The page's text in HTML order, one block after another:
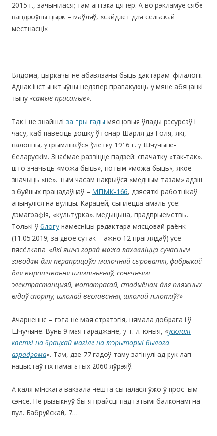
2015 г., зачынілася; там аптэка цяпер. А во рэкламуе сябе
вандроўны цырк – маўляў, «сайдзёт для сельскай
местнасці»:
Вядома, цыркачы не абавязаны быць дактарамі філалогіі.
Аднак інстынктыўны недавер правакуюць у мяне абяцанкі
тыпу «самые присамые».
Так і не знайшлі за тры гады мясцовыя ўлады рэсурсаў і
часу, каб павесіць дошку ў гонар Шарля дэ Голя, які,
палонны, утрымліваўся ўлетку 1916 г. у Шчучыне-
беларускім. Знаёмае развіццё падзей: спачатку «так-так»,
што значыць «можа быць», потым «можа быць», якое
значыць «не». Тым часам накрыўся «медным тазам» адзін
з буйных працадаўцаў – МПМК-166, дзясяткі работнікаў
апынуліся на вуліцы. Карацей, сыплецца амаль усё:
дэмаграфія, «культурка», медыцына, прадпрыемствы.
Толькі ў блогу намесніцы рэдактара мясцовай раёнкі
(11.05.2019; за двое сутак – ажно 12 праглядаў) усё
вясёлкава: «Які яшчэ горад можа пахваліцца сучасным
заводам для перапрацоўкі малочнай сыроваткі, фабрыкай
для вырошчвання шампіньёнаў, сонечнымі
электрастанцыяй, мотатрасай, стадыёнам для пляжных
відаў спорту, школай веславання, школай пілотаў?»
Ачарненне – гэта не мая стратэгія, нямала добрага і ў
Шчучыне. Вунь 9 мая гараджане, у т. л. юныя, «усклалі
кветкі на брацкай магіле на тэрыторыі былога
аэрадрома». Там, дзе 77 гадоў таму загінулі ад рук лап
нацыстаў і іх памагатых 2060 яўрэяў.
А каля мінскага вакзала нешта сыпалася ўжо ў простым
сэнсе. Не рызыкнуў бы я прайсці пад гэтымі балконамі на
вул. Бабруйскай, 7…